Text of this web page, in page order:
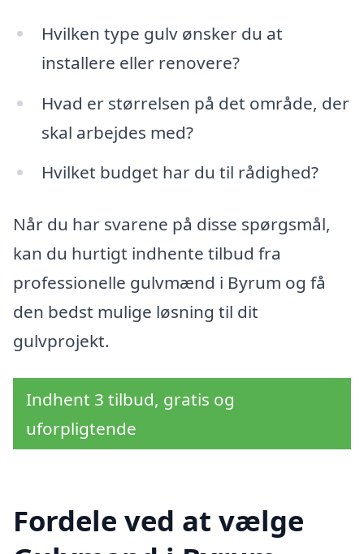
Hvilken type gulv ønsker du at
installere eller renovere?
Hvad er størrelsen på det område, der
skal arbejdes med?
Hvilket budget har du til rådighed?
Når du har svarene på disse spørgsmål,
kan du hurtigt indhente tilbud fra
professionelle gulvmænd i Byrum og få
den bedst mulige løsning til dit
gulvprojekt.
Indhent 3 tilbud, gratis og
uforpligtende
Fordele ved at vælge